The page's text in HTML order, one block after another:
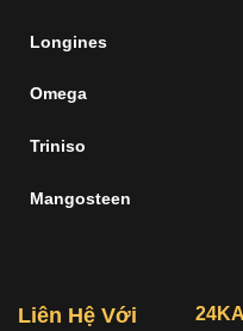
Longines
Omega
Triniso
Mangosteen
Liên Hệ Với